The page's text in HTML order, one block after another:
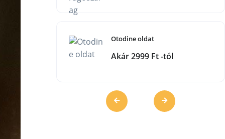
Otodine oldat
Akár 2999 Ft -tól